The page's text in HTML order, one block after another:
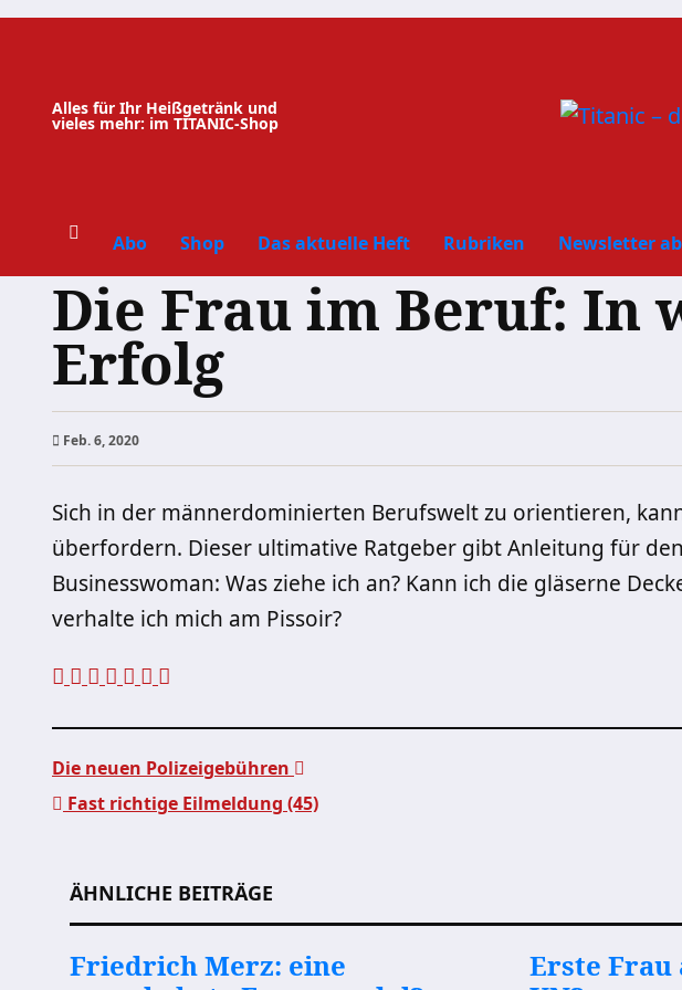
Zum
Alles für Ihr Heißgetränk und
vieles mehr: im TITANIC-Shop
Abo Shop Das aktuelle Heft Rubriken Newsletter
Die Frau im Beruf: In
Erfolg
Feb. 6, 2020
Sich in der männerdominierten Berufswelt zu orientieren,
überfordern. Dieser ultimative Ratgeber gibt Anleitung für
Businesswoman: Was ziehe ich an? Kann ich die gläserne
verhalte ich mich am Pissoir?
Die neuen Polizeigebühren
Fast richtige Eilmeldung (45)
ÄHNLICHE BEITRÄGE
Friedrich Merz: eine
Erste Frau